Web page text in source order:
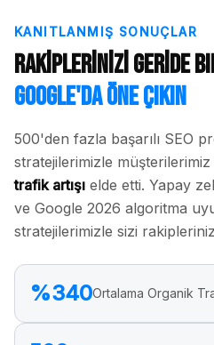
KANITLANMIŞ SONUÇLAR
Rakiplerinizi Geride
Google'da Öne Çıkın
500'den fazla başarılı SEO
stratejilerimizle
trafik artışı elde etti. Yapay
ve Google 2026 algoritma
stratejilerimizle sizi
%340Ortalama Organik